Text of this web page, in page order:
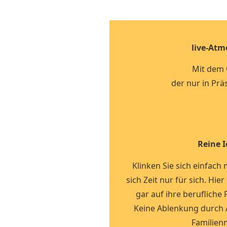
live-
Mit dem
der nur in
Reine
Klinken Sie sich einfach
sich Zeit nur für sich.
gar auf ihre berufliche
Keine Ablenkung